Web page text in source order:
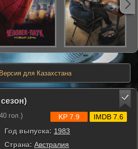
Версия для Казахстана
гол.)
Год выпуска: 1983
Страна: Австралия
KP 7.9 IMDB 7.6